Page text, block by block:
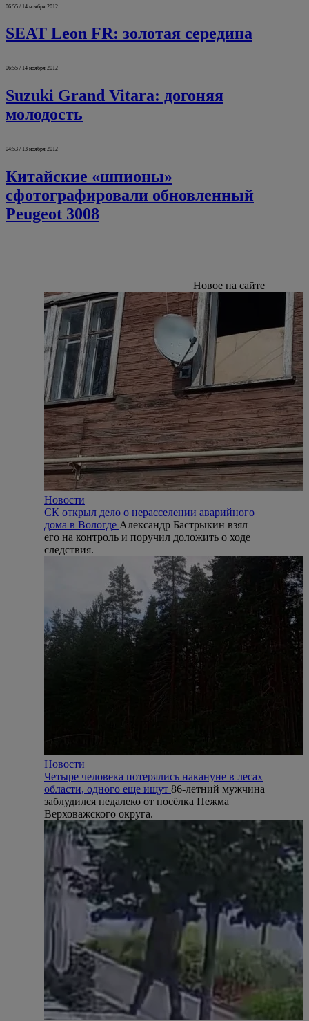
06:55 / 14 ноября 2012
SEAT Leon FR: золотая середина
06:55 / 14 ноября 2012
Suzuki Grand Vitara: догоняя
молодость
04:53 / 13 ноября 2012
Китайские «шпионы»
сфотографировали обновленный
Peugeot 3008
Новое на сайте
Новости
СК открыл дело о нерасселении аварийного
дома в Вологде Александр Бастрыкин взял
его на контроль и поручил доложить о ходе
следствия.
Новости
Четыре человека потерялись накануне в лесах
области, одного еще ищут 86-летний мужчина
заблудился недалеко от посёлка Пежма
Верховажского округа.